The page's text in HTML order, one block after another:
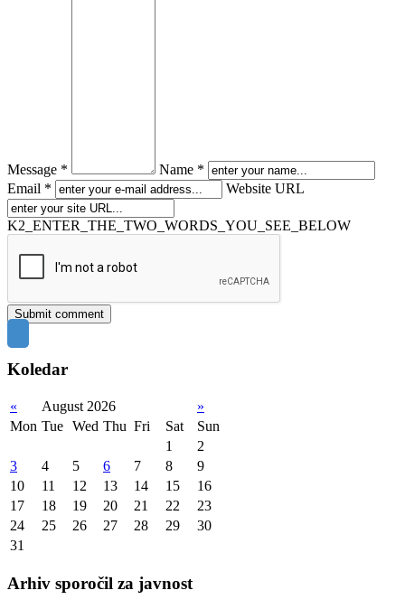
Message *
Name *
Email *
Website URL
K2_ENTER_THE_TWO_WORDS_YOU_SEE_BELOW
Koledar
« August 2026
»
Mon Tue Wed Thu Fri Sat
Sun
1
2
3
4 5 6 7 8
9
10
11 12 13 14 15
16
17
18 19 20 21 22
23
24
25 26 27 28 29
30
31
Arhiv sporočil za javnost